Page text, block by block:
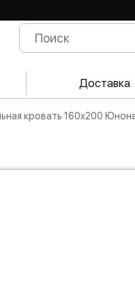
Доставка
кровать 160х200